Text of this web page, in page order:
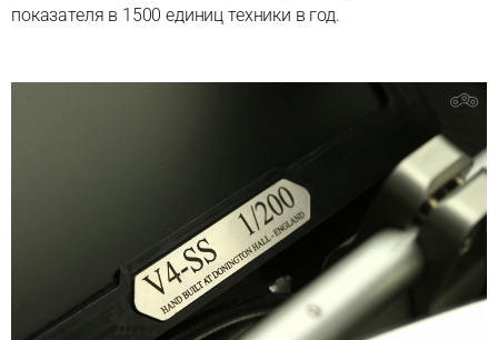
показателя в 1500 единиц техники в год.